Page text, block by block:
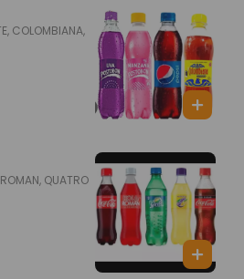
COLOMBIANA,
QUATRO